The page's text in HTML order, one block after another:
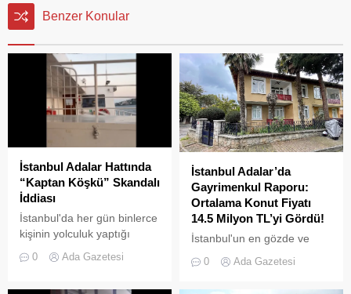
Benzer Konular
İstanbul Adalar Hattında
“Kaptan Köşkü” Skandalı
İddiası
İstanbul'da her gün binlerce
kişinin yolculuk yaptığı
görüntüler "bu kadarına da
0 Ada Gazetesi
İstanbul Adalar’da
Gayrimenkul Raporu:
Ortalama Konut Fiyatı
14.5 Milyon TL’yi Gördü!
İstanbul'un en gözde ve
olan Adalar ilçesinde,
0 Ada Gazetesi